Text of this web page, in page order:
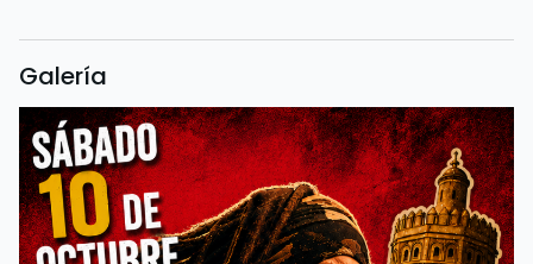
Galería